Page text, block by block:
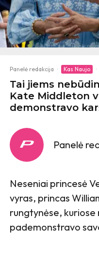
Panelė redakcija · Kas Naujo ·
Tai jiems
Kate Middleton
demonstravo
Panelė
Neseniai princesė
vyras, princas
rungtynėse,
pademonstravo